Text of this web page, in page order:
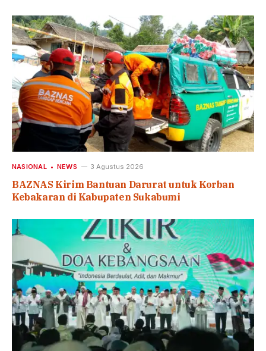
NASIONAL NEWS 3 Agustus 2026
BAZNAS Kirim Bantuan Darurat untuk Korban
Kebakaran di Kabupaten Sukabumi